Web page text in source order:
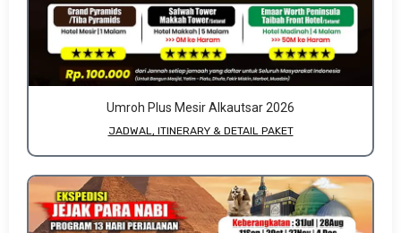
Umroh Plus Mesir Alkautsar 2026
JADWAL, ITINERARY & DETAIL PAKET